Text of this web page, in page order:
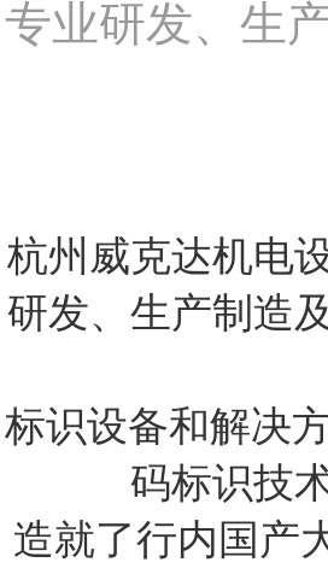
专业研发、生
杭州威克达机电
研发、生产制造
标识设备和解决
码标识技
造就了行内国产